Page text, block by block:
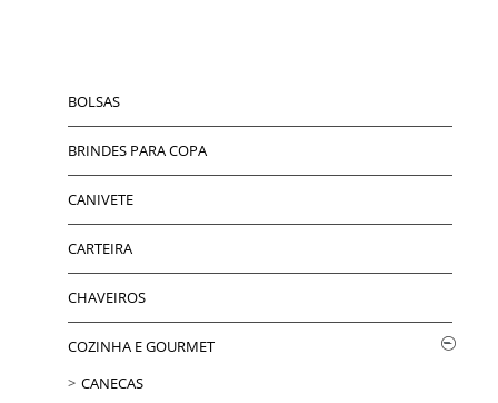
BOLSAS
BRINDES PARA COPA
CANIVETE
CARTEIRA
CHAVEIROS
COZINHA E GOURMET
CANECAS